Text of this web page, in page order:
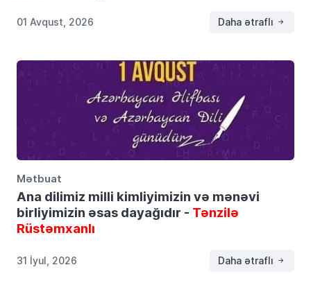
01 Avqust, 2026 Daha ətraflı
Mətbuat
Ana dilimiz milli kimliyimizin və mənəvi
birliyimizin əsas dayağıdır - Tənzilə
Rüstəmxanlı
31 İyul, 2026 Daha ətraflı